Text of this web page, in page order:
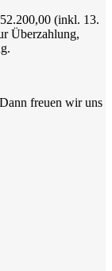
(inkl. 13.
Überzahlung,
freuen wir uns